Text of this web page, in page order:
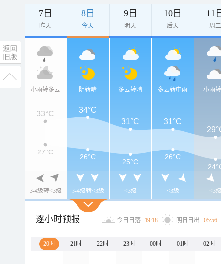
7日
昨天
8日
今天
9日
明天
10日
后天
11
周二
小雨转多云
3-4级转<3级
阴转晴
3-4级转<3级
多云转晴
<3级
多云转中雨
<3级
小雨
<3级
33°C
34°C
31°C
31°C
27°C
26°C
25°C
26°C
逐小时预报 今日日落 19:18 明日日出 05:56
20时 21时 22时 23时 00时 01时 02时